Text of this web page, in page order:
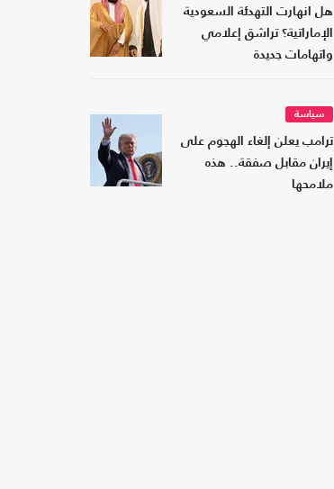
هل انهارت التهدئة السعودية
الإماراتية؟ تراشق إعلامي
واتهامات جديدة
سياسة
ترامب يعلن إلغاء الهجوم على
إيران مقابل صفقة.. هذه
ملامحها